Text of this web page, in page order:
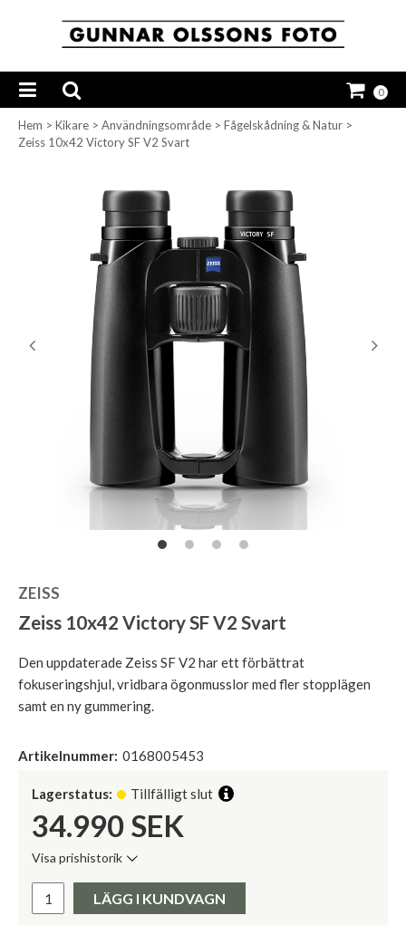
0
Hem > Kikare > Användningsområde > Fågelskådning & Natur >
Zeiss 10x42 Victory SF V2 Svart
ZEISS
Zeiss 10x42 Victory SF V2 Svart
Den uppdaterade Zeiss SF V2 har ett förbättrat
fokuseringshjul, vridbara ögonmusslor med fler stopplägen
samt en ny gummering.
Artikelnummer: 0168005453
Lagerstatus: Tillfälligt slut
34.990 SEK
Visa prishistorik
Pris:
LÄGG I KUNDVAGN